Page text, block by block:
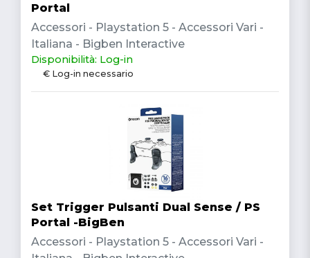
Portal
Accessori - Playstation 5 - Accessori Vari -
Italiana - Bigben Interactive
Disponibilità: Log-in
€ Log-in necessario
Set Trigger Pulsanti Dual Sense / PS
Portal -BigBen
Accessori - Playstation 5 - Accessori Vari -